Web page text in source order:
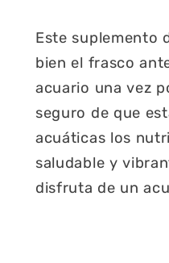
Este suplemento
bien el frasco
acuario una vez
seguro de que
acuáticas los
saludable y
disfruta de un